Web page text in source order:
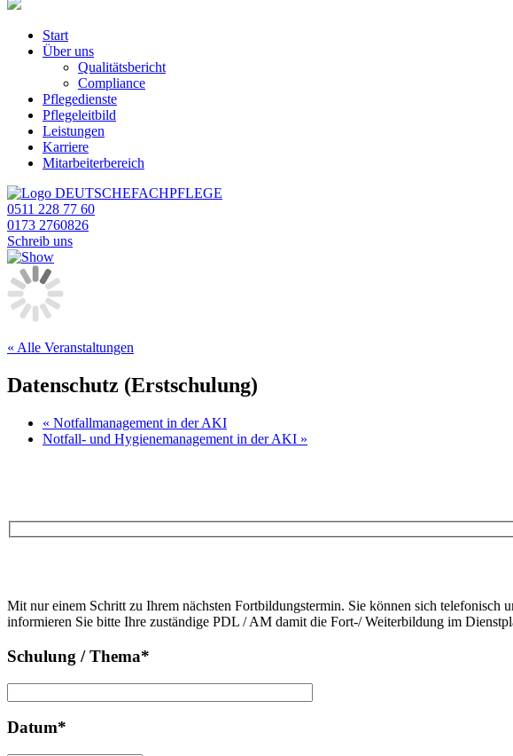
Start
Über uns
Qualitätsbericht
Compliance
Pflegedienste
Pflegeleitbild
Leistungen
Karriere
Mitarbeiterbereich
0511 228 77 60
0173 2760826
Schreib uns
« Alle Veranstaltungen
Datenschutz (Erstschulung)
« Notfallmanagement in der AKI
Notfall- und Hygienemanagement in der AKI »
Feld
leer.
lasse
dieses
leer.
Mit nur einem Schritt zu Ihrem nächsten Fortbildungstermin. Sie können sich
informieren Sie bitte Ihre zuständige PDL / AM damit die Fort-/ Weiterbildung im
Schulung / Thema*
Datum*